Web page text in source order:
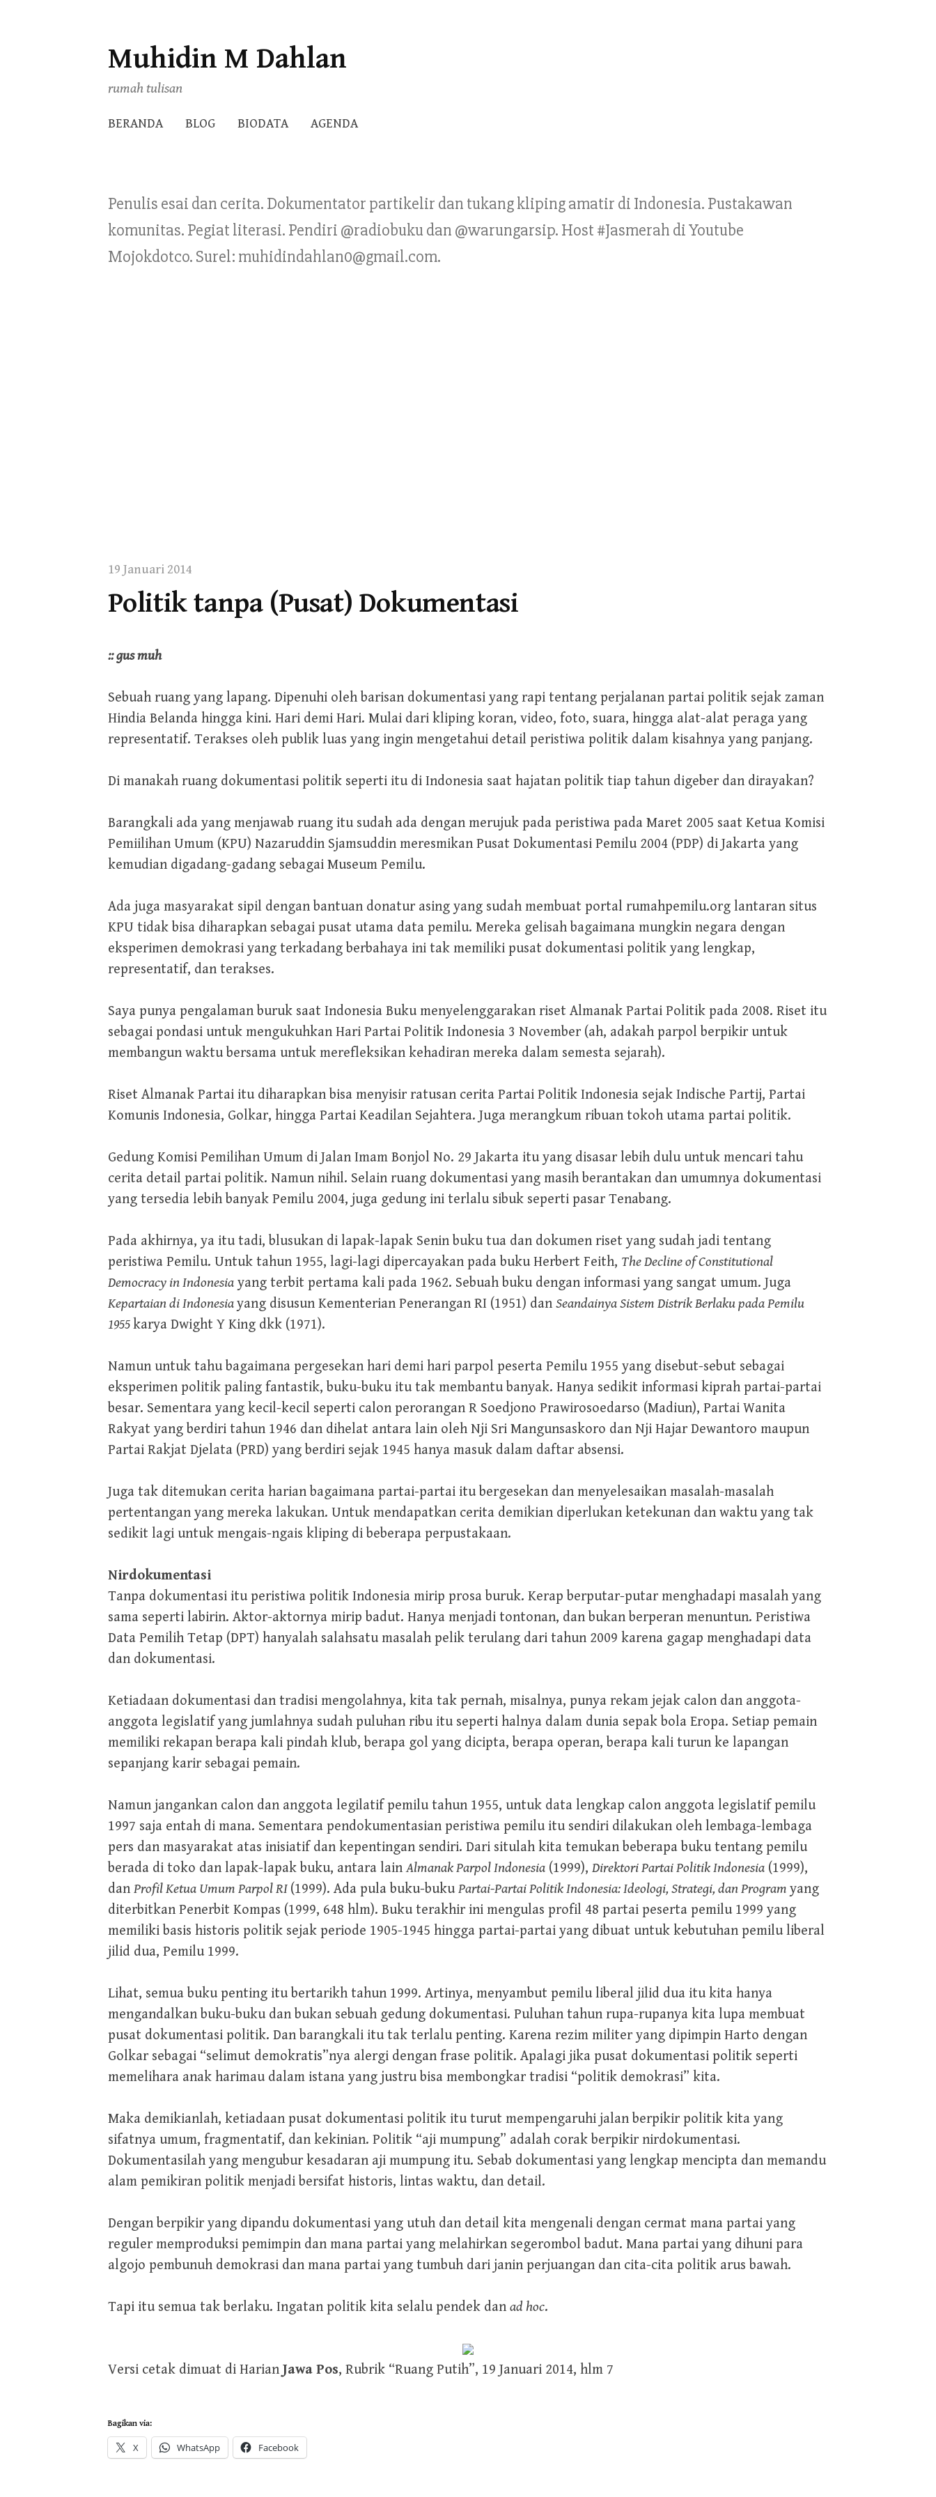
Skip
to
content
Muhidin M Dahlan
rumah tulisan
BERANDA BLOG BIODATA AGENDA
Penulis esai dan cerita. Dokumentator partikelir dan tukang kliping amatir di Indonesia. Pustakawan
komunitas. Pegiat literasi. Pendiri @radiobuku dan @warungarsip. Host #Jasmerah di Youtube
Mojokdotco. Surel: muhidindahlan0@gmail.com.
19 Januari 2014
Politik tanpa (Pusat) Dokumentasi
:: gus muh
Sebuah ruang yang lapang. Dipenuhi oleh barisan dokumentasi yang rapi tentang perjalanan partai politik sejak zaman
Hindia Belanda hingga kini. Hari demi Hari. Mulai dari kliping koran, video, foto, suara, hingga alat-alat peraga yang
representatif. Terakses oleh publik luas yang ingin mengetahui detail peristiwa politik dalam kisahnya yang panjang.
Di manakah ruang dokumentasi politik seperti itu di Indonesia saat hajatan politik tiap tahun digeber dan dirayakan?
Barangkali ada yang menjawab ruang itu sudah ada dengan merujuk pada peristiwa pada Maret 2005 saat Ketua Komisi
Pemiilihan Umum (KPU) Nazaruddin Sjamsuddin meresmikan Pusat Dokumentasi Pemilu 2004 (PDP) di Jakarta yang
kemudian digadang-gadang sebagai Museum Pemilu.
Ada juga masyarakat sipil dengan bantuan donatur asing yang sudah membuat portal rumahpemilu.org lantaran situs
KPU tidak bisa diharapkan sebagai pusat utama data pemilu. Mereka gelisah bagaimana mungkin negara dengan
eksperimen demokrasi yang terkadang berbahaya ini tak memiliki pusat dokumentasi politik yang lengkap,
representatif, dan terakses.
Saya punya pengalaman buruk saat Indonesia Buku menyelenggarakan riset Almanak Partai Politik pada 2008. Riset itu
sebagai pondasi untuk mengukuhkan Hari Partai Politik Indonesia 3 November (ah, adakah parpol berpikir untuk
membangun waktu bersama untuk merefleksikan kehadiran mereka dalam semesta sejarah).
Riset Almanak Partai itu diharapkan bisa menyisir ratusan cerita Partai Politik Indonesia sejak Indische Partij, Partai
Komunis Indonesia, Golkar, hingga Partai Keadilan Sejahtera. Juga merangkum ribuan tokoh utama partai politik.
Gedung Komisi Pemilihan Umum di Jalan Imam Bonjol No. 29 Jakarta itu yang disasar lebih dulu untuk mencari tahu
cerita detail partai politik. Namun nihil. Selain ruang dokumentasi yang masih berantakan dan umumnya dokumentasi
yang tersedia lebih banyak Pemilu 2004, juga gedung ini terlalu sibuk seperti pasar Tenabang.
Pada akhirnya, ya itu tadi, blusukan di lapak-lapak Senin buku tua dan dokumen riset yang sudah jadi tentang
peristiwa Pemilu. Untuk tahun 1955, lagi-lagi dipercayakan pada buku Herbert Feith, The Decline of Constitutional
Democracy in Indonesiayang terbit pertama kali pada 1962. Sebuah buku dengan informasi yang sangat umum. Juga
Kepartaian di Indonesiayang disusun Kementerian Penerangan RI (1951) dan Seandainya Sistem Distrik Berlaku pada Pemilu
1955karya Dwight Y King dkk (1971).
Namun untuk tahu bagaimana pergesekan hari demi hari parpol peserta Pemilu 1955 yang disebut-sebut sebagai
eksperimen politik paling fantastik, buku-buku itu tak membantu banyak. Hanya sedikit informasi kiprah partai-partai
besar. Sementara yang kecil-kecil seperti calon perorangan R Soedjono Prawirosoedarso (Madiun), Partai Wanita
Rakyat yang berdiri tahun 1946 dan dihelat antara lain oleh Nji Sri Mangunsaskoro dan Nji Hajar Dewantoro maupun
Partai Rakjat Djelata (PRD) yang berdiri sejak 1945 hanya masuk dalam daftar absensi.
Juga tak ditemukan cerita harian bagaimana partai-partai itu bergesekan dan menyelesaikan masalah-masalah
pertentangan yang mereka lakukan. Untuk mendapatkan cerita demikian diperlukan ketekunan dan waktu yang tak
sedikit lagi untuk mengais-ngais kliping di beberapa perpustakaan.
Nirdokumentasi
Tanpa dokumentasi itu peristiwa politik Indonesia mirip prosa buruk. Kerap berputar-putar menghadapi masalah yang
sama seperti labirin. Aktor-aktornya mirip badut. Hanya menjadi tontonan, dan bukan berperan menuntun. Peristiwa
Data Pemilih Tetap (DPT) hanyalah salahsatu masalah pelik terulang dari tahun 2009 karena gagap menghadapi data
dan dokumentasi.
Ketiadaan dokumentasi dan tradisi mengolahnya, kita tak pernah, misalnya, punya rekam jejak calon dan anggota-
anggota legislatif yang jumlahnya sudah puluhan ribu itu seperti halnya dalam dunia sepak bola Eropa. Setiap pemain
memiliki rekapan berapa kali pindah klub, berapa gol yang dicipta, berapa operan, berapa kali turun ke lapangan
sepanjang karir sebagai pemain.
Namun jangankan calon dan anggota legilatif pemilu tahun 1955, untuk data lengkap calon anggota legislatif pemilu
1997 saja entah di mana. Sementara pendokumentasian peristiwa pemilu itu sendiri dilakukan oleh lembaga-lembaga
pers dan masyarakat atas inisiatif dan kepentingan sendiri. Dari situlah kita temukan beberapa buku tentang pemilu
berada di toko dan lapak-lapak buku, antara lainAlmanak Parpol Indonesia(1999), Direktori Partai Politik Indonesia(1999),
dan Profil Ketua Umum Parpol RI (1999). Ada pula buku-bukuPartai-Partai Politik Indonesia: Ideologi, Strategi, dan Program yang
diterbitkan Penerbit Kompas (1999, 648 hlm). Buku terakhir ini mengulas profil 48 partai peserta pemilu 1999 yang
memiliki basis historis politik sejak periode 1905-1945 hingga partai-partai yang dibuat untuk kebutuhan pemilu liberal
jilid dua, Pemilu 1999.
Lihat, semua buku penting itu bertarikh tahun 1999. Artinya, menyambut pemilu liberal jilid dua itu kita hanya
mengandalkan buku-buku dan bukan sebuah gedung dokumentasi. Puluhan tahun rupa-rupanya kita lupa membuat
pusat dokumentasi politik. Dan barangkali itu tak terlalu penting. Karena rezim militer yang dipimpin Harto dengan
Golkar sebagai “selimut demokratis”nya alergi dengan frase politik. Apalagi jika pusat dokumentasi politik seperti
memelihara anak harimau dalam istana yang justru bisa membongkar tradisi “politik demokrasi” kita.
Maka demikianlah, ketiadaan pusat dokumentasi politik itu turut mempengaruhi jalan berpikir politik kita yang
sifatnya umum, fragmentatif, dan kekinian. Politik “aji mumpung” adalah corak berpikir nirdokumentasi.
Dokumentasilah yang mengubur kesadaran aji mumpung itu. Sebab dokumentasi yang lengkap mencipta dan memandu
alam pemikiran politik menjadi bersifat historis, lintas waktu, dan detail.
Dengan berpikir yang dipandu dokumentasi yang utuh dan detail kita mengenali dengan cermat mana partai yang
reguler memproduksi pemimpin dan mana partai yang melahirkan segerombol badut. Mana partai yang dihuni para
algojo pembunuh demokrasi dan mana partai yang tumbuh dari janin perjuangan dan cita-cita politik arus bawah.
Tapi itu semua tak berlaku. Ingatan politik kita selalu pendek dan ad hoc.
Versi cetak dimuat di Harian Jawa Pos, Rubrik “Ruang Putih”, 19 Januari 2014, hlm 7
Bagikan via:
X WhatsApp Facebook